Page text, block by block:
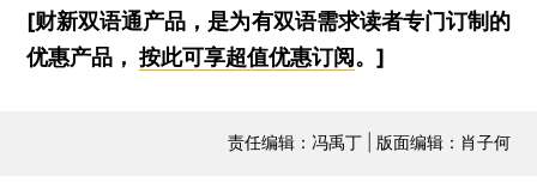
[财新双语通产品，是为有双语需求读者专门订制的
优惠产品，按此可享超值优惠订阅 。]
责任编辑：冯禹丁 | 版面编辑：肖子何